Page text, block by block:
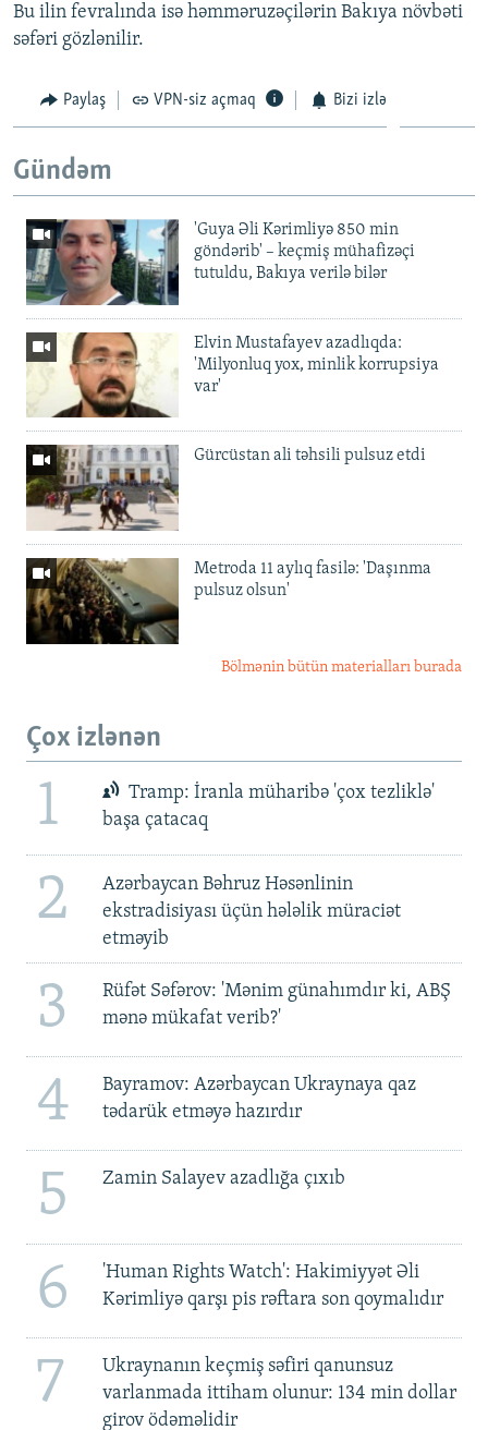
Bu ilin fevralında isə həmməruzəçilərin Bakıya növbəti
səfəri gözlənilir.
Paylaş VPN-siz açmaq Bizi izlə
Gündəm
'Guya Əli Kərimliyə 850 min
göndərib' – keçmiş mühafizəçi
tutuldu, Bakıya verilə bilər
Elvin Mustafayev azadlıqda:
'Milyonluq yox, minlik korrupsiya
var'
Gürcüstan ali təhsili pulsuz etdi
Metroda 11 aylıq fasilə: 'Daşınma
pulsuz olsun'
Bölmənin bütün materialları burada
Çox izlənən
1
Tramp: İranla müharibə 'çox tezliklə'
başa çatacaq
2
Azərbaycan Bəhruz Həsənlinin
ekstradisiyası üçün hələlik müraciət
etməyib
3
Rüfət Səfərov: 'Mənim günahımdır ki, ABŞ
mənə mükafat verib?'
4
Bayramov: Azərbaycan Ukraynaya qaz
tədarük etməyə hazırdır
5 Zamin Salayev azadlığa çıxıb
6
'Human Rights Watch': Hakimiyyət Əli
Kərimliyə qarşı pis rəftara son qoymalıdır
7
Ukraynanın keçmiş səfiri qanunsuz
varlanmada ittiham olunur: 134 min dollar
girov ödəməlidir